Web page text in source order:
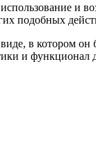
и
подобных
в котором он
и функционал